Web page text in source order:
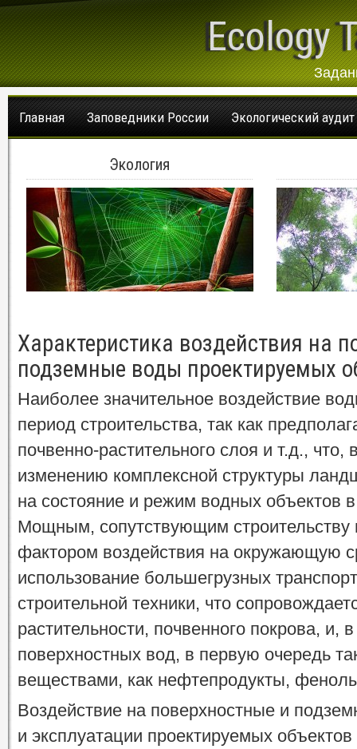
Ecology
Главная Заповедники России Экологический аудит
Экология
Характеристика воздействия на
подземные воды проектируемых
Наиболее значительное воздействие
период строительства, так как
почвенно-растительного слоя и т.д.,
изменению комплексной структуры
на состояние и режим водных объектов
Мощным, сопутствующим строительству
фактором воздействия на окружающую
использование большегрузных
строительной техники, что
растительности, почвенного покрова, и,
поверхностных вод, в первую очередь
веществами, как нефтепродукты,
Воздействие на поверхностные и
и эксплуатации проектируемых